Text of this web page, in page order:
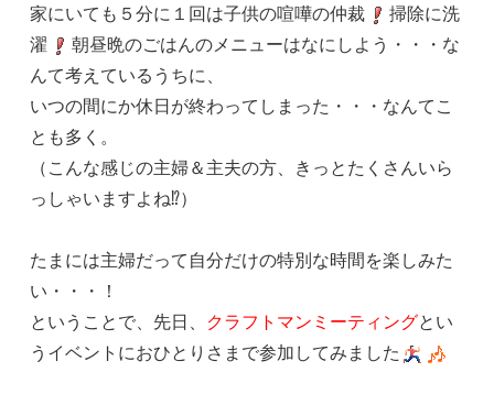
家にいても５分に１回は子供の喧嘩の仲裁
掃除に洗
濯
朝昼晩のごはんのメニューはなにしよう・・・な
んて考えているうちに、
いつの間にか休日が終わってしまった・・・なんてこ
とも多く。
（こんな感じの主婦＆主夫の方、きっとたくさんいら
っしゃいますよね⁉）
たまには主婦だって自分だけの特別な時間を楽しみた
い・・・！
ということで、先日、 クラフトマンミーティングとい
うイベントにおひとりさまで参加してみました